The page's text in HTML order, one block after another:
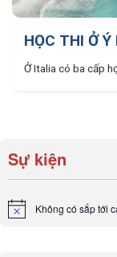
HỌC THI Ở
Ở Italia có ba cấp
Sự kiện
Notice Không có sắp tới